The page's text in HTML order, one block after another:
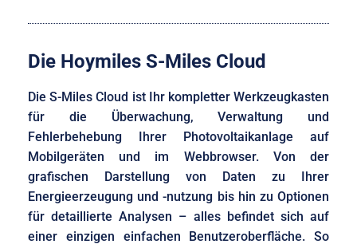
Die Hoymiles S-Miles Cloud
Die S-Miles Cloud ist Ihr kompletter Werkzeugkasten
für die Überwachung, Verwaltung und
Fehlerbehebung Ihrer Photovoltaikanlage auf
Mobilgeräten und im Webbrowser. Von der
grafischen Darstellung von Daten zu Ihrer
Energieerzeugung und -nutzung bis hin zu Optionen
für detaillierte Analysen – alles befindet sich auf
einer einzigen einfachen Benutzeroberfläche. So